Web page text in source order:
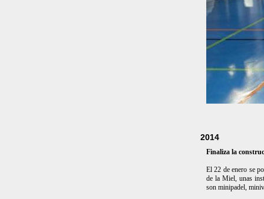
2014
Finaliza la
El 22 de enero se
de la Miel, unas
son minipadel,